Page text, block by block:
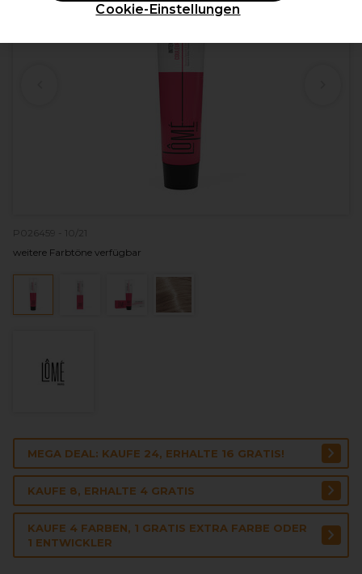
P026459 - 10/21
weitere Farbtöne verfügbar
MEGA DEAL: KAUFE 24, ERHALTE 16 GRATIS!
KAUFE 8, ERHALTE 4 GRATIS
KAUFE 4 FARBEN, 1 GRATIS EXTRA FARBE ODER
1 ENTWICKLER
Cookie-Einstellungen